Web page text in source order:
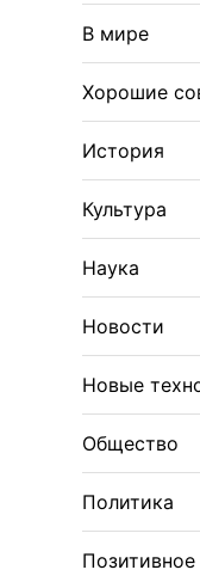
В мире
Хорошие
История
Культура
Наука
Новости
Новые
Общество
Политика